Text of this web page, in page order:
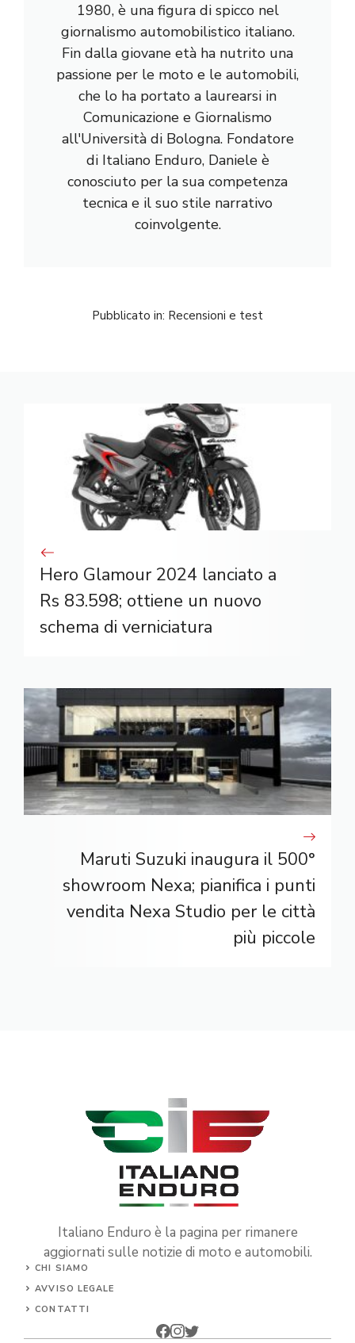
1980, è una figura di spicco nel
giornalismo automobilistico italiano.
Fin dalla giovane età ha nutrito una
passione per le moto e le automobili,
che lo ha portato a laurearsi in
Comunicazione e Giornalismo
all'Università di Bologna. Fondatore
di Italiano Enduro, Daniele è
conosciuto per la sua competenza
tecnica e il suo stile narrativo
coinvolgente.
Pubblicato in: Recensioni e test
Hero Glamour 2024 lanciato a
Rs 83.598; ottiene un nuovo
schema di verniciatura
Maruti Suzuki inaugura il 500°
showroom Nexa; pianifica i punti
vendita Nexa Studio per le città
più piccole
Italiano Enduro è la pagina per rimanere
aggiornati sulle notizie di moto e automobili.
CHI SIAMO
AVVISO LEGALE
CONTATTI